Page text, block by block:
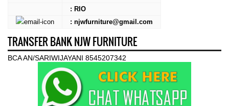
: RIO
: njwfurniture@gmail.com
TRANSFER BANK NJW FURNITURE
BCA AN/SARIWIJAYANI 8545207342